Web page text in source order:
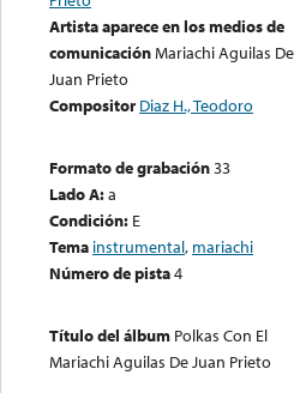
Artista aparece en los medios de
comunicaciónMariachi Aguilas De
Juan Prieto
Compositor Diaz H., Teodoro
Formato de grabación33
Lado A:a
Condición: E
Tema instrumental, mariachi
Número de pista4
Título del álbum Polkas Con El
Mariachi Aguilas De Juan Prieto